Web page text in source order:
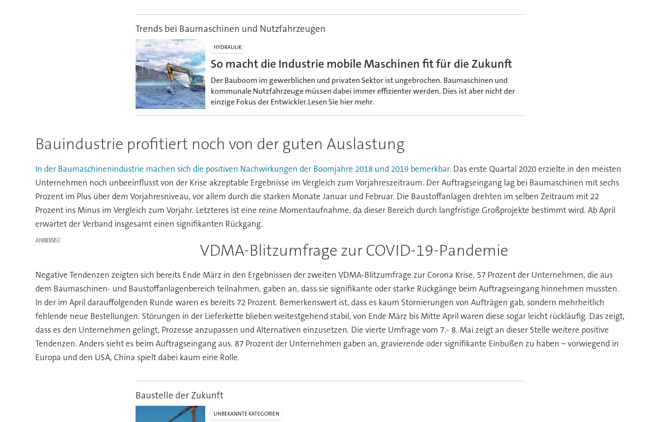
Trends bei Baumaschinen und Nutzfahrzeugen
HYDRAULIK
So macht die Industrie mobile Maschinen fit für die Zukunft
Der Bauboom im gewerblichen und privaten Sektor ist ungebrochen. Baumaschinen und
kommunale Nutzfahrzeuge müssen dabei immer effizienter werden. Dies ist aber nicht der
einzige Fokus der Entwickler.Lesen Sie hier mehr.
Bauindustrie profitiert noch von der guten Auslastung
In der Baumaschinenindustrie machen sich die positiven Nachwirkungen der Boomjahre 2018 und 2019 bemerkbar. Das erste Quartal 2020 erzielte in den meisten
Unternehmen noch unbeeinflusst von der Krise akzeptable Ergebnisse im Vergleich zum Vorjahreszeitraum. Der Auftragseingang lag bei Baumaschinen mit sechs
Prozent im Plus über dem Vorjahresniveau, vor allem durch die starken Monate Januar und Februar. Die Baustoffanlagen drehten im selben Zeitraum mit 22
Prozent ins Minus im Vergleich zum Vorjahr. Letzteres ist eine reine Momentaufnahme, da dieser Bereich durch langfristige Großprojekte bestimmt wird. Ab April
erwartet der Verband insgesamt einen signifikanten Rückgang.
ANZEIGE VDMA-Blitzumfrage zur COVID-19-Pandemie
Negative Tendenzen zeigten sich bereits Ende März in den Ergebnissen der zweiten VDMA-Blitzumfrage zur Corona Krise. 57 Prozent der Unternehmen, die aus
dem Baumaschinen- und Baustoffanlagenbereich teilnahmen, gaben an, dass sie signifikante oder starke Rückgänge beim Auftragseingang hinnehmen mussten.
In der im April darauffolgenden Runde waren es bereits 72 Prozent. Bemerkenswert ist, dass es kaum Stornierungen von Aufträgen gab, sondern mehrheitlich
fehlende neue Bestellungen. Störungen in der Lieferkette blieben weitestgehend stabil, von Ende März bis Mitte April waren diese sogar leicht rückläufig. Das zeigt,
dass es den Unternehmen gelingt, Prozesse anzupassen und Alternativen einzusetzen. Die vierte Umfrage vom 7.- 8. Mai zeigt an dieser Stelle weitere positive
Tendenzen. Anders sieht es beim Auftragseingang aus. 87 Prozent der Unternehmen gaben an, gravierende oder signifikante Einbußen zu haben – vorwiegend in
Europa und den USA, China spielt dabei kaum eine Rolle.
Baustelle der Zukunft
UNBEKANNTE KATEGORIEN